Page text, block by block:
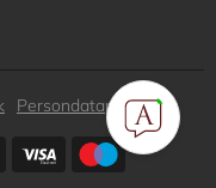
Persondatapolitik